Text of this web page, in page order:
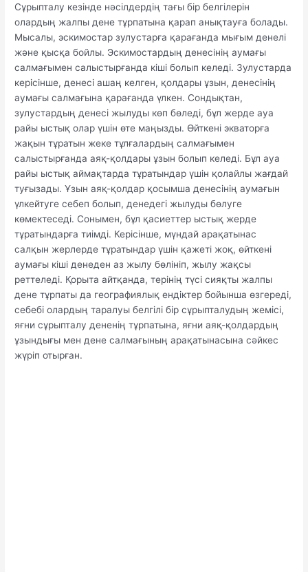
Сұрыпталу кезінде нәсілдердің тағы бір белгілерін
олардың жалпы дене тұрпатына қарап анықтауға болады.
Мысалы, эскимостар зулустарға қарағанда мығым денелі
және қысқа бойлы. Эскимостардың денесінің аумағы
салмағымен салыстырғанда кіші болып келеді. Зулустарда
керісінше, денесі ашаң келген, қолдары ұзын, денесінің
аумағы салмағына қарағанда үлкен. Сондықтан,
зулустардың денесі жылуды көп бөледі, бұл жерде ауа
райы ыстық олар үшін өте маңызды. Өйткені экваторға
жақын тұратын жеке тұлғалардың салмағымен
салыстырғанда аяқ-қолдары ұзын болып келеді. Бұл ауа
райы ыстық аймақтарда тұратындар үшін қолайлы жағдай
туғызады. Ұзын аяқ-қолдар қосымша денесінің аумағын
үлкейтуге себеп болып, денедегі жылуды бөлуге
көмектеседі. Сонымен, бұл қасиеттер ыстық жерде
тұратындарға тиімді. Керісінше, мүндай арақатынас
салқын жерлерде тұратындар үшін қажеті жоқ, өйткені
аумағы кіші денеден аз жылу бөлініп, жылу жақсы
реттеледі. Қорыта айтқанда, терінің түсі сияқты жалпы
дене тұрпаты да географиялық ендіктер бойынша өзгереді,
себебі олардың таралуы белгілі бір сұрыпталудың жемісі,
яғни сұрыпталу дененің тұрпатына, яғни аяқ-қолдардың
ұзындығы мен дене салмағының арақатынасына сәйкес
жүріп отырған.